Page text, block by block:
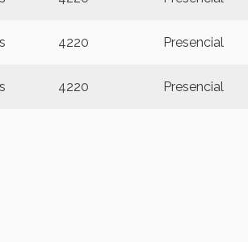
4220 Presencial
4220 Presencial